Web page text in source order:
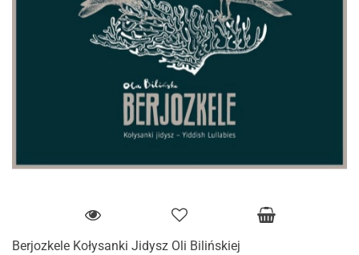
Berjozkele Kołysanki Jidysz Oli Bilińskiej